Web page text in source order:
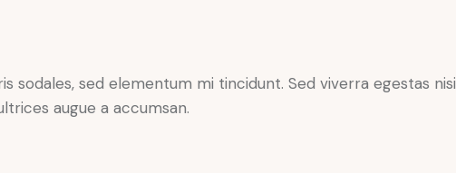
sodales, sed elementum mi tincidunt. Sed viverra egestas nisi
augue a accumsan.